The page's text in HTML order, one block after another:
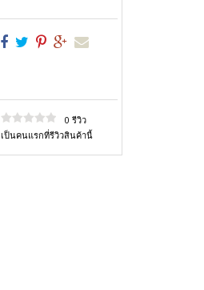
0 รีวิว
เป็นคนแรกที่รีวิวสินค้านี้